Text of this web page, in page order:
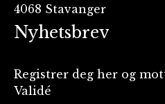
4068 Stavanger
Nyhetsbrev
Registrer deg her og
Validé